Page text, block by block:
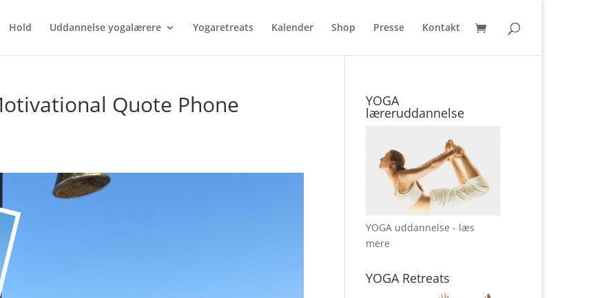
Hold Uddannelse yogalærere Yogaretreats Kalender Shop Presse Kontakt
Quote Phone YOGA
læreruddannelse
YOGA uddannelse - læs
mere
YOGA Retreats